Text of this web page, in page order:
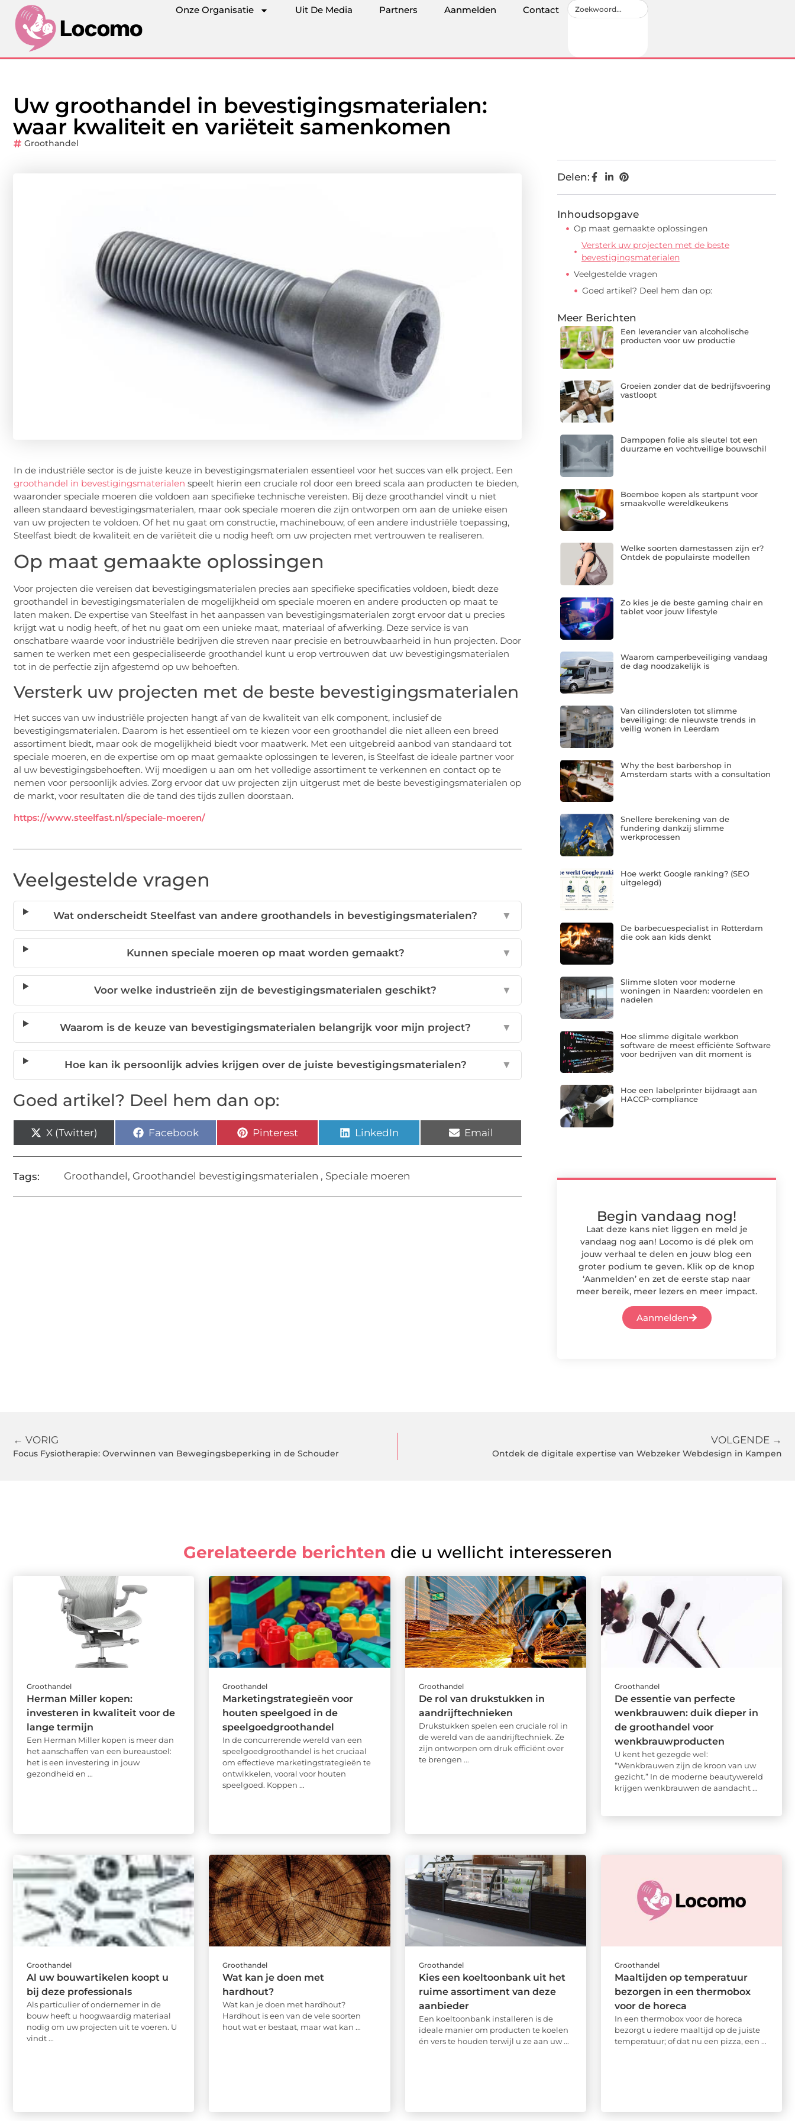
Onze Organisatie Uit De Media Partners Aanmelden Contact
Uw groothandel in bevestigingsmaterialen:
waar kwaliteit en variëteit samenkomen
Groothandel
In de industriële sector is de juiste keuze in bevestigingsmaterialen essentieel voor het succes van elk project. Een
groothandel in bevestigingsmaterialen speelt hierin een cruciale rol door een breed scala aan producten te bieden,
waaronder speciale moeren die voldoen aan specifieke technische vereisten. Bij deze groothandel vindt u niet
alleen standaard bevestigingsmaterialen, maar ook speciale moeren die zijn ontworpen om aan de unieke eisen
van uw projecten te voldoen. Of het nu gaat om constructie, machinebouw, of een andere industriële toepassing,
Steelfast biedt de kwaliteit en de variëteit die u nodig heeft om uw projecten met vertrouwen te realiseren.
Op maat gemaakte oplossingen
Voor projecten die vereisen dat bevestigingsmaterialen precies aan specifieke specificaties voldoen, biedt deze
groothandel in bevestigingsmaterialen de mogelijkheid om speciale moeren en andere producten op maat te
laten maken. De expertise van Steelfast in het aanpassen van bevestigingsmaterialen zorgt ervoor dat u precies
krijgt wat u nodig heeft, of het nu gaat om een unieke maat, materiaal of afwerking. Deze service is van
onschatbare waarde voor industriële bedrijven die streven naar precisie en betrouwbaarheid in hun projecten. Door
samen te werken met een gespecialiseerde groothandel kunt u erop vertrouwen dat uw bevestigingsmaterialen
tot in de perfectie zijn afgestemd op uw behoeften.
Versterk uw projecten met de beste bevestigingsmaterialen
Het succes van uw industriële projecten hangt af van de kwaliteit van elk component, inclusief de
bevestigingsmaterialen. Daarom is het essentieel om te kiezen voor een groothandel die niet alleen een breed
assortiment biedt, maar ook de mogelijkheid biedt voor maatwerk. Met een uitgebreid aanbod van standaard tot
speciale moeren, en de expertise om op maat gemaakte oplossingen te leveren, is Steelfast de ideale partner voor
al uw bevestigingsbehoeften. Wij moedigen u aan om het volledige assortiment te verkennen en contact op te
nemen voor persoonlijk advies. Zorg ervoor dat uw projecten zijn uitgerust met de beste bevestigingsmaterialen op
de markt, voor resultaten die de tand des tijds zullen doorstaan.
https://www.steelfast.nl/speciale-moeren/
Veelgestelde vragen
Wat onderscheidt Steelfast van andere groothandels in bevestigingsmaterialen? ▼
Kunnen speciale moeren op maat worden gemaakt? ▼
Voor welke industrieën zijn de bevestigingsmaterialen geschikt? ▼
Waarom is de keuze van bevestigingsmaterialen belangrijk voor mijn project? ▼
Hoe kan ik persoonlijk advies krijgen over de juiste bevestigingsmaterialen? ▼
Goed artikel? Deel hem dan op:
X (Twitter) Facebook Pinterest LinkedIn Email
Tags: Groothandel, Groothandel bevestigingsmaterialen , Speciale moeren
Delen:
Inhoudsopgave
Op maat gemaakte oplossingen
Versterk uw projecten met de beste
bevestigingsmaterialen
Veelgestelde vragen
Goed artikel? Deel hem dan op:
Meer Berichten
Een leverancier van alcoholische
producten voor uw productie
Groeien zonder dat de bedrijfsvoering
vastloopt
Dampopen folie als sleutel tot een
duurzame en vochtveilige bouwschil
Boemboe kopen als startpunt voor
smaakvolle wereldkeukens
Welke soorten damestassen zijn er?
Ontdek de populairste modellen
Zo kies je de beste gaming chair en
tablet voor jouw lifestyle
Waarom camperbeveiliging vandaag
de dag noodzakelijk is
Van cilindersloten tot slimme
beveiliging: de nieuwste trends in
veilig wonen in Leerdam
Why the best barbershop in
Amsterdam starts with a consultation
Snellere berekening van de
fundering dankzij slimme
werkprocessen
Hoe werkt Google ranking? (SEO
uitgelegd)
De barbecuespecialist in Rotterdam
die ook aan kids denkt
Slimme sloten voor moderne
woningen in Naarden: voordelen en
nadelen
Hoe slimme digitale werkbon
software de meest efficiënte Software
voor bedrijven van dit moment is
Hoe een labelprinter bijdraagt aan
HACCP-compliance
Begin vandaag nog!
Laat deze kans niet liggen en meld je
vandaag nog aan! Locomo is dé plek om
jouw verhaal te delen en jouw blog een
groter podium te geven. Klik op de knop
‘Aanmelden’ en zet de eerste stap naar
meer bereik, meer lezers en meer impact.
Aanmelden
← VORIG
Focus Fysiotherapie: Overwinnen van Bewegingsbeperking in de Schouder
VOLGENDE →
Ontdek de digitale expertise van Webzeker Webdesign in Kampen
Gerelateerde berichten die u wellicht interesseren
Groothandel
Herman Miller kopen:
investeren in kwaliteit voor de
lange termijn
Een Herman Miller kopen is meer dan
het aanschaffen van een bureaustoel:
het is een investering in jouw
gezondheid en ...
Groothandel
Marketingstrategieën voor
houten speelgoed in de
speelgoedgroothandel
In de concurrerende wereld van een
speelgoedgroothandel is het cruciaal
om effectieve marketingstrategieën te
ontwikkelen, vooral voor houten
speelgoed. Koppen ...
Groothandel
De rol van drukstukken in
aandrijftechnieken
Drukstukken spelen een cruciale rol in
de wereld van de aandrijftechniek. Ze
zijn ontworpen om druk efficiënt over
te brengen ...
Groothandel
De essentie van perfecte
wenkbrauwen: duik dieper in
de groothandel voor
wenkbrauwproducten
U kent het gezegde wel:
“Wenkbrauwen zijn de kroon van uw
gezicht.” In de moderne beautywereld
krijgen wenkbrauwen de aandacht ...
Groothandel
Al uw bouwartikelen koopt u
bij deze professionals
Als particulier of ondernemer in de
bouw heeft u hoogwaardig materiaal
nodig om uw projecten uit te voeren. U
vindt ...
Groothandel
Wat kan je doen met
hardhout?
Wat kan je doen met hardhout?
Hardhout is een van de vele soorten
hout wat er bestaat, maar wat kan ...
Groothandel
Kies een koeltoonbank uit het
ruime assortiment van deze
aanbieder
Een koeltoonbank installeren is de
ideale manier om producten te koelen
én vers te houden terwijl u ze aan uw ...
Groothandel
Maaltijden op temperatuur
bezorgen in een thermobox
voor de horeca
In een thermobox voor de horeca
bezorgt u iedere maaltijd op de juiste
temperatuur; of dat nu een pizza, een ...